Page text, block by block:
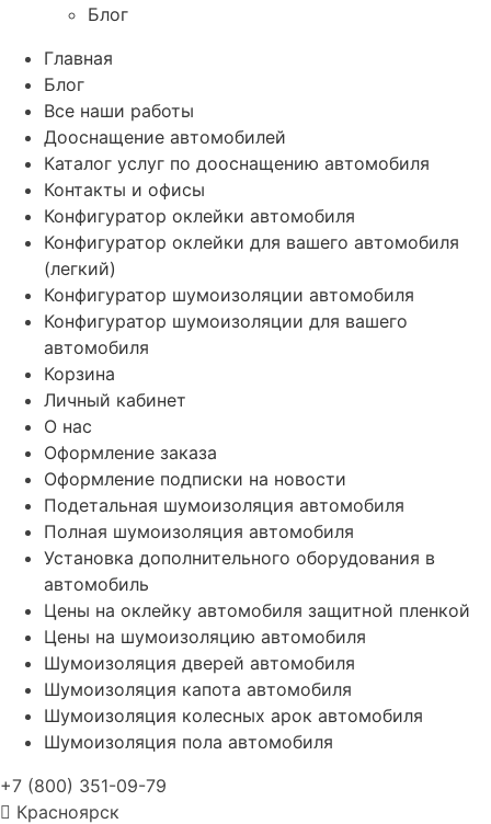
Блог
Главная
Блог
Все наши работы
Дооснащение автомобилей
Каталог услуг по дооснащению автомобиля
Контакты и офисы
Конфигуратор оклейки автомобиля
Конфигуратор оклейки для вашего автомобиля
(легкий)
Конфигуратор шумоизоляции автомобиля
Конфигуратор шумоизоляции для вашего
автомобиля
Корзина
Личный кабинет
О нас
Оформление заказа
Оформление подписки на новости
Подетальная шумоизоляция автомобиля
Полная шумоизоляция автомобиля
Установка дополнительного оборудования в
автомобиль
Цены на оклейку автомобиля защитной пленкой
Цены на шумоизоляцию автомобиля
Шумоизоляция дверей автомобиля
Шумоизоляция капота автомобиля
Шумоизоляция колесных арок автомобиля
Шумоизоляция пола автомобиля
+7 (800) 351-09-79
Красноярск